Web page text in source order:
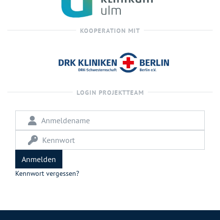
KOOPERATION MIT
LOGIN PROJEKTTEAM
Anmeldename
Kennwort
Kennwort vergessen?